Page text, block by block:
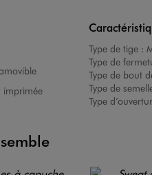
imprimée
Type de tige :
Type de
Type de bout
Type de
Type